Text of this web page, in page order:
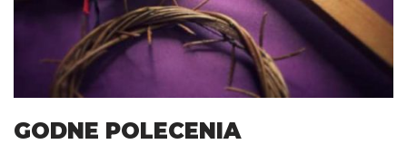
GODNE POLECENIA